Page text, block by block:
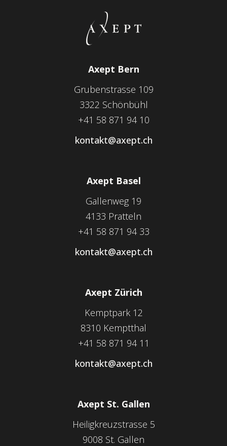
Axept Bern
Grubenstrasse 109
3322 Schönbühl
+41 58 871 94 10
kontakt@axept.ch
Axept Basel
Gallenweg 19
4133 Pratteln
+41 58 871 94 33
kontakt@axept.ch
Axept Zürich
Kemptpark 12
8310 Kemptthal
+41 58 871 94 11
kontakt@axept.ch
Axept St. Gallen
Heiligkreuzstrasse 5
9008 St. Gallen